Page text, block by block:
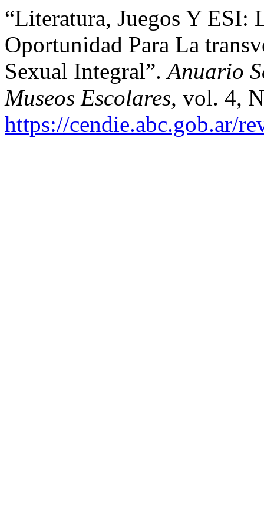
“Literatura, Juegos Y ESI:
Oportunidad Para La
Sexual Integral”.Anuario
Museos Escolares, vol. 4,
https://cendie.abc.gob.ar/